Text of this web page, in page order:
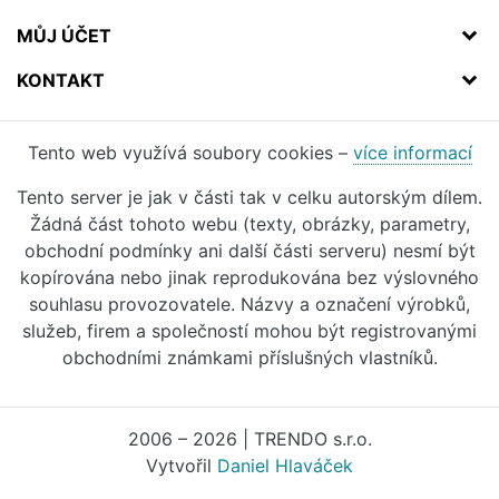
MŮJ ÚČET
KONTAKT
Tento web využívá soubory cookies – více informací
Tento server je jak v části tak v celku autorským dílem.
Žádná část tohoto webu (texty, obrázky, parametry,
obchodní podmínky ani další části serveru) nesmí být
kopírována nebo jinak reprodukována bez výslovného
souhlasu provozovatele. Názvy a označení výrobků,
služeb, firem a společností mohou být registrovanými
obchodními známkami příslušných vlastníků.
2006 – 2026 | TRENDO s.r.o.
Vytvořil Daniel Hlaváček